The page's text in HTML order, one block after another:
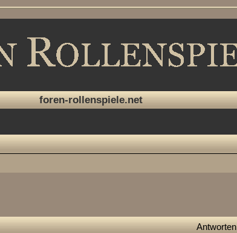
foren-rollenspiele.net
Antworten